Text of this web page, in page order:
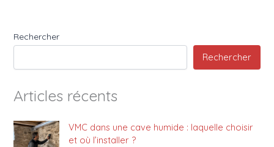
Rechercher
Rechercher
Articles récents
VMC dans une cave humide : laquelle choisir
et où l’installer ?